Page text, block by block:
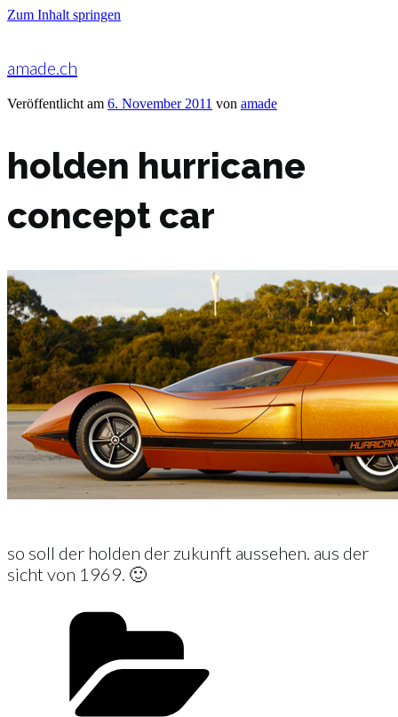
Zum Inhalt springen
amade.ch
Veröffentlicht am 6. November 2011 von amade
holden hurricane
concept car
so soll der holden der zukunft aussehen. aus der
sicht von 1969. 🙂